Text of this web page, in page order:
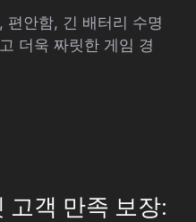
편안함, 긴 배터리 수명
더욱 짜릿한 게임 경
고객 만족 보장: